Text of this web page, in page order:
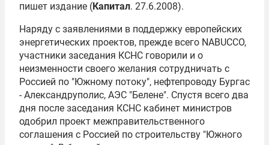
пишет издание (Капитал. 27.6.2008).
Наряду с заявлениями в поддержку европейских
энергетических проектов, прежде всего NABUCCO,
участники заседания КСНС говорили и о
неизменности своего желания сотрудничать с
Россией по "Южному потоку", нефтепроводу Бургас
- Александруполис, АЭС "Белене". Спустя всего два
дня после заседания КСНС кабинет министров
одобрил проект межправительственного
соглашения с Россией по строительству "Южного